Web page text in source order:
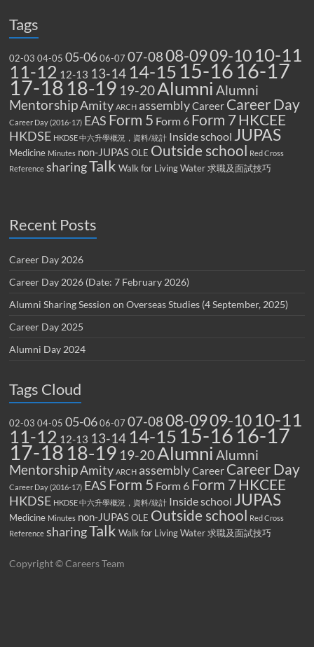
Tags
02-03 04-05 05-06 06-07 07-0808-0909-10 10-11
11-12 12-13 13-14 14-1515-1616-17
17-1818-19 19-20Alumni Alumni
MentorshipAmity ARCH assemblyCareer Career Day
Career Day (2016-17) EAS Form 5 Form 6 Form 7HKCEE
HKDSE HKDSE 中六升學概況，資料/統計 Inside school JUPAS
Medicine Minutes non-JUPAS OLE Outside school Red Cross
Reference sharingTalk Walk for Living Water 求職及面試技巧
Recent Posts
Career Day 2026
Career Day 2026 (Date: 7 February 2026)
Alumni Sharing Session on Overseas Studies (4 September, 2025)
Career Day 2025
Alumni Day 2024
Tags Cloud
02-03 04-05 05-06 06-07 07-0808-0909-10 10-11
11-12 12-13 13-14 14-1515-1616-17
17-1818-19 19-20Alumni Alumni
MentorshipAmity ARCH assemblyCareer Career Day
Career Day (2016-17) EAS Form 5 Form 6 Form 7HKCEE
HKDSE HKDSE 中六升學概況，資料/統計 Inside school JUPAS
Medicine Minutes non-JUPAS OLE Outside school Red Cross
Reference sharingTalk Walk for Living Water 求職及面試技巧
Copyright © Careers Team